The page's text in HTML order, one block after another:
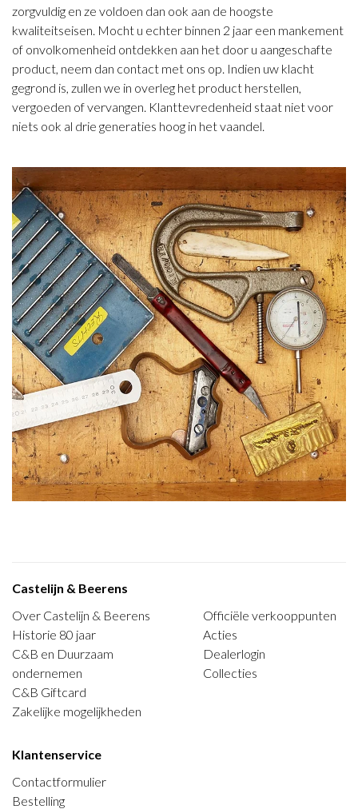
zorgvuldig en ze voldoen dan ook aan de hoogste
kwaliteitseisen. Mocht u echter binnen 2 jaar een mankement
of onvolkomenheid ontdekken aan het door u aangeschafte
product, neem dan contact met ons op. Indien uw klacht
gegrond is, zullen we in overleg het product herstellen,
vergoeden of vervangen. Klanttevredenheid staat niet voor
niets ook al drie generaties hoog in het vaandel.
Castelijn & Beerens
Over Castelijn & Beerens
Historie 80 jaar
C&B en Duurzaam
ondernemen
C&B Giftcard
Zakelijke mogelijkheden
Officiële verkooppunten
Acties
Dealerlogin
Collecties
Klantenservice
Contactformulier
Bestelling